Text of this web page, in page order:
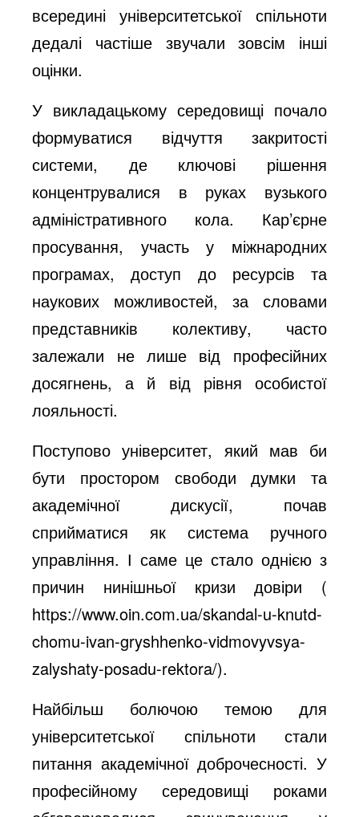
всередині університетської спільноти
дедалі частіше звучали зовсім інші
оцінки.
У викладацькому середовищі почало
формуватися відчуття закритості
системи, де ключові рішення
концентрувалися в руках вузького
адміністративного кола. Кар’єрне
просування, участь у міжнародних
програмах, доступ до ресурсів та
наукових можливостей, за словами
представників колективу, часто
залежали не лише від професійних
досягнень, а й від рівня особистої
лояльності.
Поступово університет, який мав би
бути простором свободи думки та
академічної дискусії, почав
сприйматися як система ручного
управління. І саме це стало однією з
причин нинішньої кризи довіри (
https://www.oin.com.ua/skandal-u-knutd-
chomu-ivan-gryshhenko-vidmovyvsya-
zalyshaty-posadu-rektora/).
Найбільш болючою темою для
університетської спільноти стали
питання академічної доброчесності. У
професійному середовищі роками